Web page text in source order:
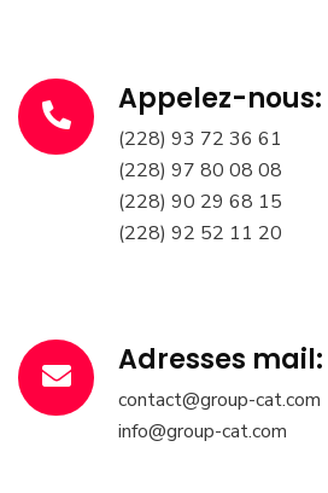
Appelez-nous:
(228) 93 72 36 61
(228) 97 80 08 08
(228) 90 29 68 15
(228) 92 52 11 20
Adresses mail:
contact@group-cat.com
info@group-cat.com